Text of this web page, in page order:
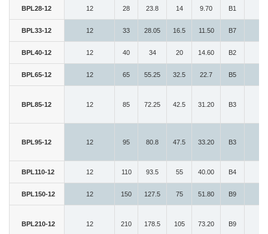
BPL28-12 12 28 23.8 14 9.70 B1
BPL33-12 12 33 28.05 16.5 11.50 B7
BPL40-12 12 40 34 20 14.60 B2
BPL65-12 12 65 55.25 32.5 22.7 B5
BPL85-12 12 85 72.25 42.5 31.20 B3
BPL95-12 12 95 80.8 47.5 33.20 B3
BPL110-12 12 110 93.5 55 40.00 B4
BPL150-12 12 150 127.5 75 51.80 B9
BPL210-12 12 210 178.5 105 73.20 B9